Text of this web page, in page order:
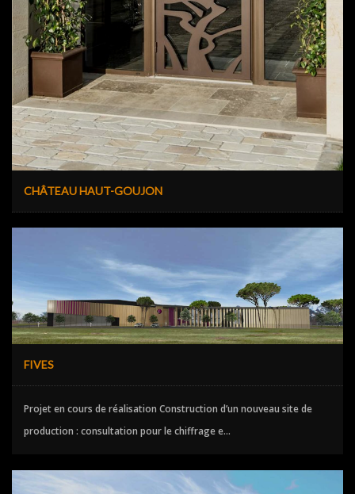
CHÂTEAU HAUT-GOUJON
FIVES
Projet en cours de réalisation Construction d’un nouveau site de
production : consultation pour le chiffrage e...